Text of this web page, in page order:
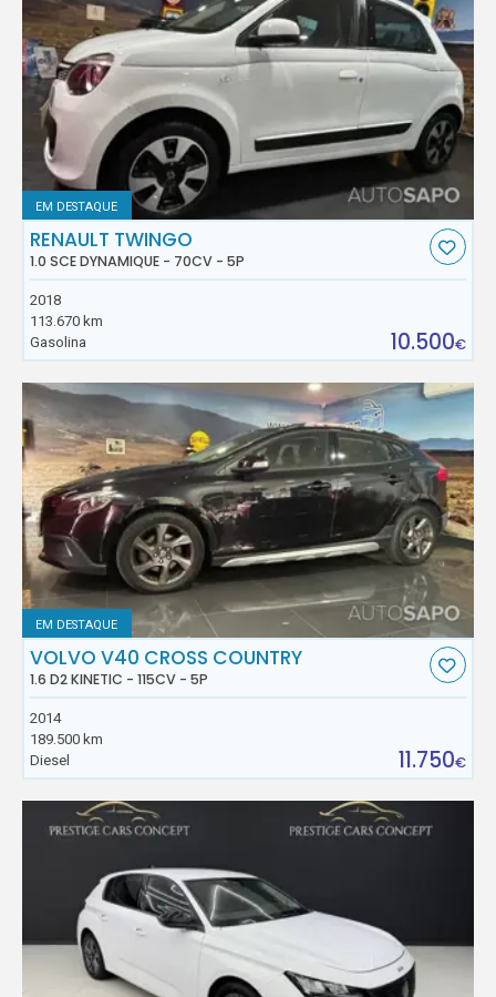
EM DESTAQUE
RENAULT TWINGO
1.0 SCE DYNAMIQUE - 70CV - 5P
2018
113.670 km
Gasolina
10.500€
EM DESTAQUE
VOLVO V40 CROSS COUNTRY
1.6 D2 KINETIC - 115CV - 5P
2014
189.500 km
Diesel
11.750€